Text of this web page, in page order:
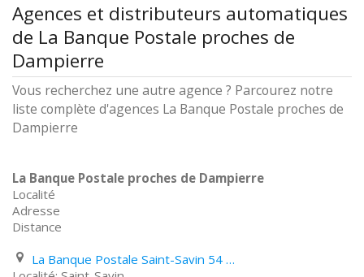
Agences et distributeurs automatiques
de La Banque Postale proches de
Dampierre
Vous recherchez une autre agence ? Parcourez notre
liste complète d'agences La Banque Postale proches de
Dampierre
La Banque Postale proches de Dampierre
Localité
Adresse
Distance
La Banque Postale Saint-Savin 54 Place de La Libération